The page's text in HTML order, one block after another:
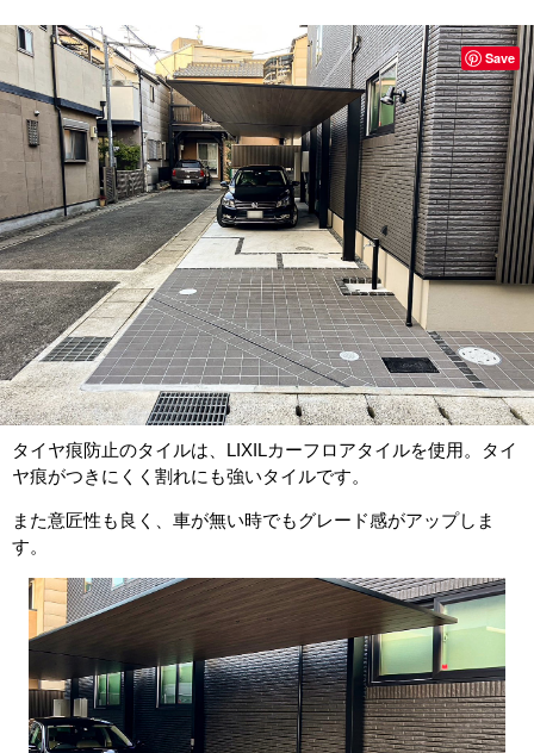
タイヤ痕防止のタイルは、LIXILカーフロアタイルを使用。タイ
ヤ痕がつきにくく割れにも強いタイルです。
また意匠性も良く、車が無い時でもグレード感がアップしま
す。
Save